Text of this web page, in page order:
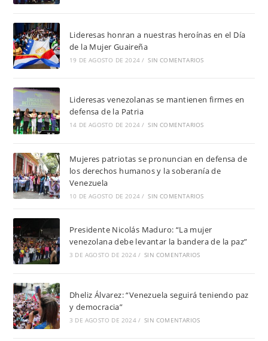
Lideresas honran a nuestras heroínas en el Día
de la Mujer Guaireña
19 DE AGOSTO DE 2024 / SIN COMENTARIOS
Lideresas venezolanas se mantienen firmes en
defensa de la Patria
14 DE AGOSTO DE 2024 / SIN COMENTARIOS
Mujeres patriotas se pronuncian en defensa de
los derechos humanos y la soberanía de
Venezuela
10 DE AGOSTO DE 2024 / SIN COMENTARIOS
Presidente Nicolás Maduro: “La mujer
venezolana debe levantar la bandera de la paz”
3 DE AGOSTO DE 2024 / SIN COMENTARIOS
Dheliz Álvarez: “Venezuela seguirá teniendo paz
y democracia”
3 DE AGOSTO DE 2024 / SIN COMENTARIOS